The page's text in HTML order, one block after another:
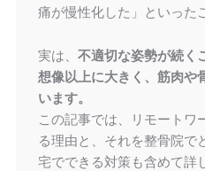
痛が慢性化した」といった
実は、 不適切な姿勢が続く
想像以上に大きく、筋肉や
います。
この記事では、リモートワ
る理由と、それを整骨院で
宅でできる対策も含めて詳